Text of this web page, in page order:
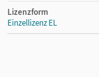
Lizenzform
Einzellizenz EL